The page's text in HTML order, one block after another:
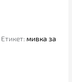
Етикет: мивка за